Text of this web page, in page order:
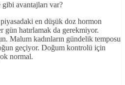
avantajları var?
en düşük doz hormon
gün hatırlamak da gerekmiyor.
Malum kadınların gündelik temposu
geçiyor. Doğum kontrolü için
normal.